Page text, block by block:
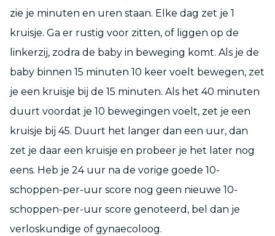
zie je minuten en uren staan. Elke dag zet je 1
kruisje. Ga er rustig voor zitten, of liggen op de
linkerzij, zodra de baby in beweging komt. Als je de
baby binnen 15 minuten 10 keer voelt bewegen, zet
je een kruisje bij de 15 minuten. Als het 40 minuten
duurt voordat je 10 bewegingen voelt, zet je een
kruisje bij 45. Duurt het langer dan een uur, dan
zet je daar een kruisje en probeer je het later nog
eens. Heb je 24 uur na de vorige goede 10-
schoppen-per-uur score nog geen nieuwe 10-
schoppen-per-uur score genoteerd, bel dan je
verloskundige of gynaecoloog.